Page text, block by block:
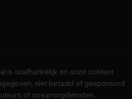
is onafhankelijk en onze content
niet betaald of gesponsord
of streamingdiensten.